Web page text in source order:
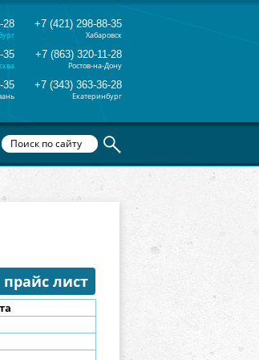
28 +7 (421) 298-88-35
Хабаровск
35 +7 (863) 320-11-28
Ростов-на-Дону
35 +7 (343) 363-36-28
Екатеринбург
прайс лист